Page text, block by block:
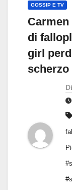
GOSSIP E TV
Carmen
di
girl
scherzo
Di